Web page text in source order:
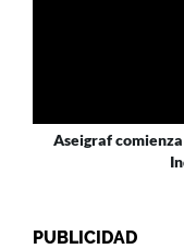
Aseigraf
PUBLICIDAD